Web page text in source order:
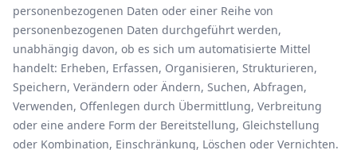
personenbezogenen Daten oder einer Reihe von
personenbezogenen Daten durchgeführt werden,
unabhängig davon, ob es sich um automatisierte Mittel
handelt: Erheben, Erfassen, Organisieren, Strukturieren,
Speichern, Verändern oder Ändern, Suchen, Abfragen,
Verwenden, Offenlegen durch Übermittlung, Verbreitung
oder eine andere Form der Bereitstellung, Gleichstellung
oder Kombination, Einschränkung, Löschen oder Vernichten.